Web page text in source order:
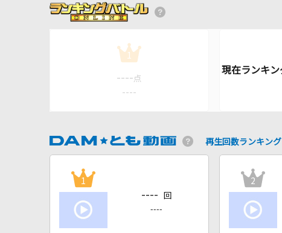
1
---- 点
----
再生回数ランキング
1
---- 回
----
2